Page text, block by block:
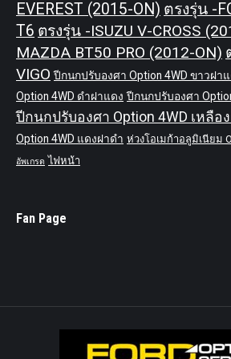
EVEREST (2015-ON) ตรงรุ่น -
T6 ตรงรุ่น -ISUZU V-CROSS
MAZDA BT50 PRO (2012-ON)
VIGO ปีกนกปรับองศา Option 4WD ขาวฝา
Option 4WD ดำฝาแดง ปีกนกปรับองศา
ปีกนกปรับองศา Option 4WD เหลือ
Option 4WD แดงฝาดำ ห่วงโอเมก้าอลูมิเนียม
อัพเกรด ไฟหน้า
Fan Page